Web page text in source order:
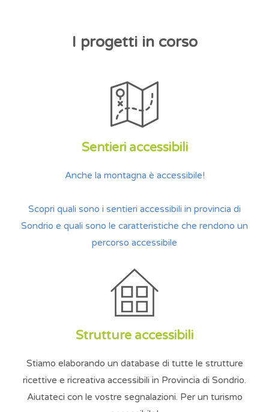
I progetti in corso
Sentieri accessibili
Anche la montagna è accessibile!
Scopri quali sono i sentieri accessibili in provincia di
Sondrio e quali sono le caratteristiche che rendono un
percorso accessibile
Strutture accessibili
Stiamo elaborando un database di tutte le strutture
ricettive e ricreativa accessibili in Provincia di Sondrio.
Aiutateci con le vostre segnalazioni. Per un turismo